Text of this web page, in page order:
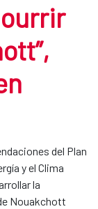
del Plan
y el Clima
la
Nouakchott